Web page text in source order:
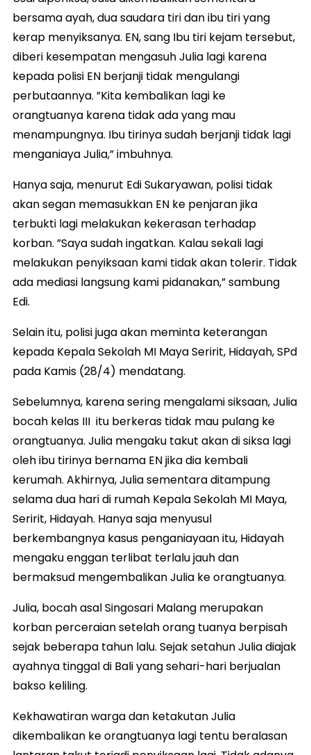
bersama ayah, dua saudara tiri dan ibu tiri yang
kerap menyiksanya. EN, sang Ibu tiri kejam tersebut,
diberi kesempatan mengasuh Julia lagi karena
kepada polisi EN berjanji tidak mengulangi
perbutaannya. ”Kita kembalikan lagi ke
orangtuanya karena tidak ada yang mau
menampungnya. Ibu tirinya sudah berjanji tidak lagi
menganiaya Julia,” imbuhnya.
Hanya saja, menurut Edi Sukaryawan, polisi tidak
akan segan memasukkan EN ke penjaran jika
terbukti lagi melakukan kekerasan terhadap
korban. ”Saya sudah ingatkan. Kalau sekali lagi
melakukan penyiksaan kami tidak akan tolerir. Tidak
ada mediasi langsung kami pidanakan,” sambung
Edi.
Selain itu, polisi juga akan meminta keterangan
kepada Kepala Sekolah MI Maya Seririt, Hidayah, SPd
pada Kamis (28/4) mendatang.
Sebelumnya, karena sering mengalami siksaan, Julia
bocah kelas III itu berkeras tidak mau pulang ke
orangtuanya. Julia mengaku takut akan di siksa lagi
oleh ibu tirinya bernama EN jika dia kembali
kerumah. Akhirnya, Julia sementara ditampung
selama dua hari di rumah Kepala Sekolah MI Maya,
Seririt, Hidayah. Hanya saja menyusul
berkembangnya kasus penganiayaan itu, Hidayah
mengaku enggan terlibat terlalu jauh dan
bermaksud mengembalikan Julia ke orangtuanya.
Julia, bocah asal Singosari Malang merupakan
korban perceraian setelah orang tuanya berpisah
sejak beberapa tahun lalu. Sejak setahun Julia diajak
ayahnya tinggal di Bali yang sehari-hari berjualan
bakso keliling.
Kekhawatiran warga dan ketakutan Julia
dikembalikan ke orangtuanya lagi tentu beralasan